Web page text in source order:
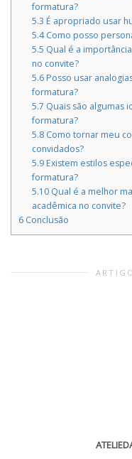
formatura?
5.3 É apropriado usar
5.4Como posso
5.5 Qual é a
no convite?
5.6Posso usar
formatura?
5.7 Quais são algumas
formatura?
5.8Como tornar meu
convidados?
5.9Existem estilos
formatura?
5.10Qual é a melhor
acadêmica no convite?
6 Conclusão